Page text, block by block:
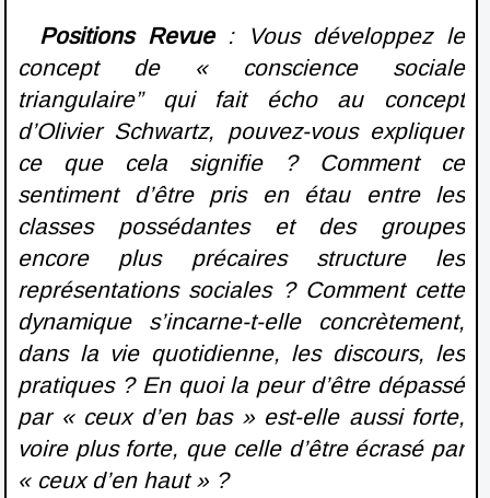
Positions Revue: Vous développez le
concept de « conscience sociale
triangulaire” qui fait écho au concept
d’Olivier Schwartz, pouvez-vous expliquer
ce que cela signifie ? Comment ce
sentiment d’être pris en étau entre les
classes possédantes et des groupes
encore plus précaires structure les
représentations sociales ? Comment cette
dynamique s’incarne-t-elle concrètement,
dans la vie quotidienne, les discours, les
pratiques ? En quoi la peur d’être dépassé
par « ceux d’en bas » est-elle aussi forte,
voire plus forte, que celle d’être écrasé par
« ceux d’en haut » ?